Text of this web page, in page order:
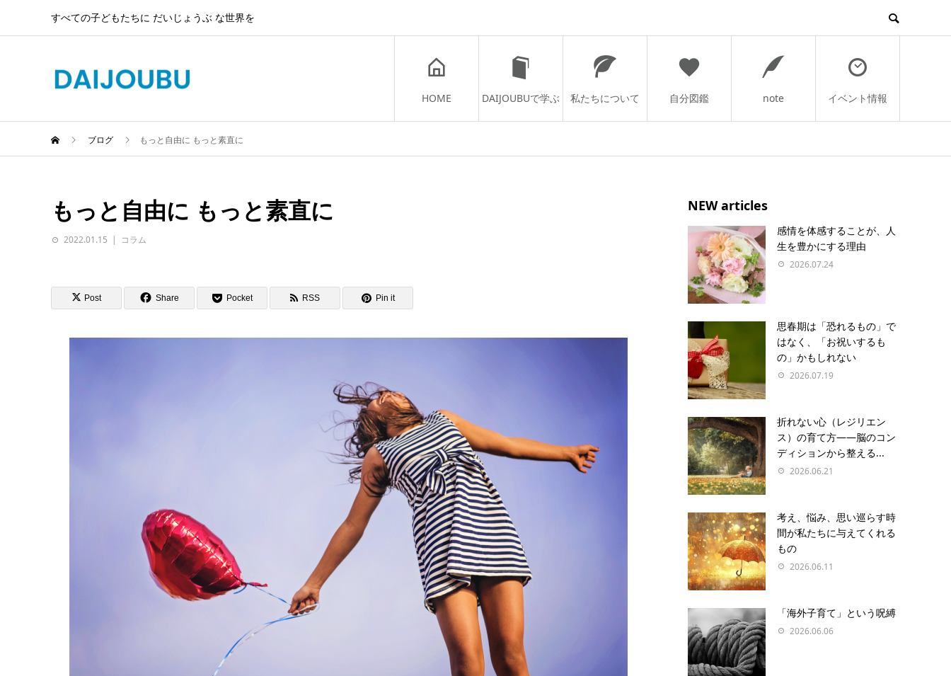
すべての子どもたちに だいじょうぶ な世界を
HOME DAIJOUBUで学ぶ 私たちについて 自分図鑑 note イベント情報
ブログ もっと自由に もっと素直に
もっと自由に もっと素直に
2022.01.15 コラム
Post Share Pocket RSS Pin it
NEW articles
感情を体感することが、人
生を豊かにする理由
2026.07.24
思春期は「恐れるもの」で
はなく、「お祝いするも
の」かもしれない
2026.07.19
折れない心（レジリエン
ス）の育て方――脳のコン
ディションから整える...
2026.06.21
考え、悩み、思い巡らす時
間が私たちに与えてくれる
もの
2026.06.11
「海外子育て」という呪縛
2026.06.06